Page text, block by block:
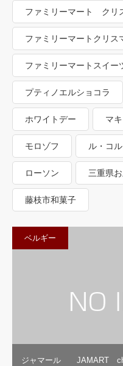
ファミリーマート クリ
ファミリーマートクリス
ファミリーマートスイー
プティノエルショコラ
ホワイトデー マ
モロゾフ ル・コ
ローソン 三重県
藤枝市和菓子
ベルギー
ジャマール JAMART